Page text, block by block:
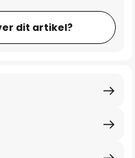
dit artikel?